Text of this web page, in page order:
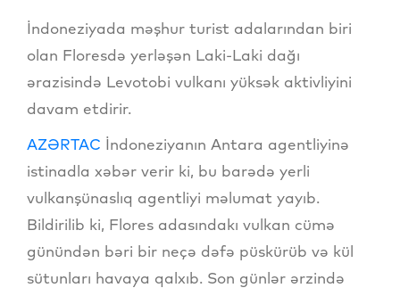
İndoneziyada məşhur turist adalarından biri
olan Floresdə yerləşən Laki-Laki dağı
ərazisində Levotobi vulkanı yüksək aktivliyini
davam etdirir.
AZƏRTAC İndoneziyanın Antara agentliyinə
istinadla xəbər verir ki, bu barədə yerli
vulkanşünaslıq agentliyi məlumat yayıb.
Bildirilib ki, Flores adasındakı vulkan cümə
günündən bəri bir neçə dəfə püskürüb və kül
sütunları havaya qalxıb. Son günlər ərzində